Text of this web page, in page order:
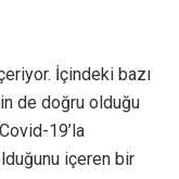
İçindeki bazı
de doğru olduğu
19’la
içeren bir